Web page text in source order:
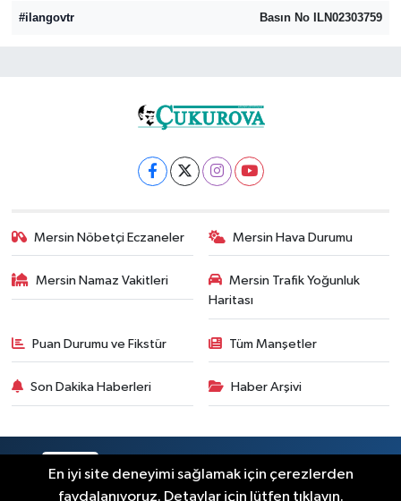
#ilangovtr
Basın No ILN02303759
Mersin Nöbetçi Eczaneler Mersin Hava Durumu
Mersin Namaz Vakitleri
Mersin Trafik Yoğunluk
Haritası
Puan Durumu ve Fikstür Tüm Manşetler
Son Dakika Haberleri Haber Arşivi
En iyi site deneyimi sağlamak için çerezlerden
faydalanıyoruz. Detaylar için lütfen tıklayın.